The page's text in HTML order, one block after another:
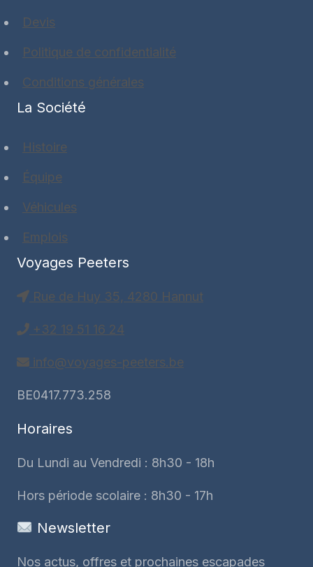
Devis
Politique de confidentialité
Conditions générales
La Société
Histoire
Équipe
Véhicules
Emplois
Voyages Peeters
Rue de Huy 35, 4280 Hannut
+32 19 51 16 24
info@voyages-peeters.be
BE0417.773.258
Horaires
Du Lundi au Vendredi : 8h30 - 18h
Hors période scolaire : 8h30 - 17h
Newsletter
Nos actus, offres et prochaines escapades